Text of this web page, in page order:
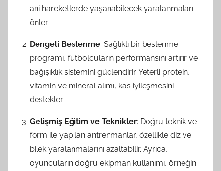
ani hareketlerde yaşanabilecek yaralanmaları
önler.
Dengeli Beslenme: Sağlıklı bir beslenme
programı, futbolcuların performansını artırır ve
bağışıklık sistemini güçlendirir. Yeterli protein,
vitamin ve mineral alımı, kas iyileşmesini
destekler.
Gelişmiş Eğitim ve Teknikler: Doğru teknik ve
form ile yapılan antrenmanlar, özellikle diz ve
bilek yaralanmalarını azaltabilir. Ayrıca,
oyuncuların doğru ekipman kullanımı, örneğin